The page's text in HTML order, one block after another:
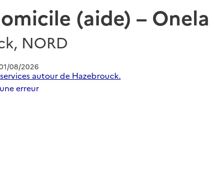
(aide) – Onela
NORD
08/2026
autour de Hazebrouck.
erreur